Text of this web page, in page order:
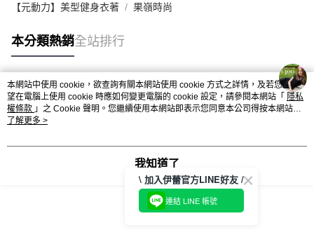
【元動力】美型健身衣著 果嶺時尚
本分類熱銷全站排行
熱門標籤
本網站中使用 cookie，欲查詢有關本網站使用 cookie 方式之詳情，及若您不希
望在電腦上使用 cookie 時應如何變更電腦的 cookie 設定，請參閱本網站「 隱私
權條款 」之 Cookie 聲明。您繼續使用本網站即表示您同意本公司得按本網站使
用條款之 Cookie 聲明使用 cookie。
了解更多 >
我知道了
\ 加入伊蕾官方LINE好友 /
連結 LINE 帳號